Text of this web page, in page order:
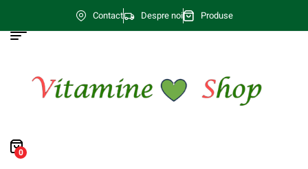
Contact Despre noi Produse
0